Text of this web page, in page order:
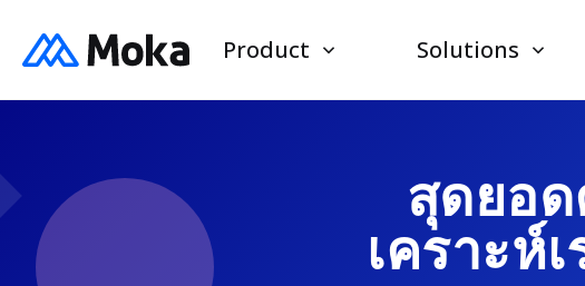
Product Solutions
สุดยอ
เคราะห์